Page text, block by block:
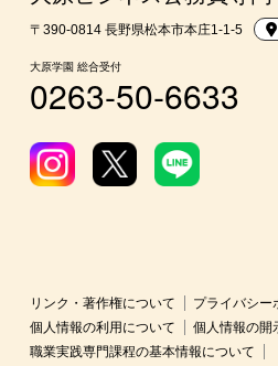
大学・短期大学・公務員併願制
〒390-0814 長野県松本市本庄1-1-5
大原学園 総合受付
0263-50-6633
リンク・著作権について
プライバシー
個人情報の利用について
個人情報の開
職業実践専門課程の基本情報について